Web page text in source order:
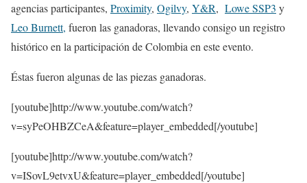
agencias participantes, Proximity, Ogilvy, Y&R, Lowe SSP3 y
Leo Burnett, fueron las ganadoras, llevando consigo un registro
histórico en la participación de Colombia en este evento.
Éstas fueron algunas de las piezas ganadoras.
[youtube]http://www.youtube.com/watch?
v=syPeOHBZCeA&feature=player_embedded[/youtube]
[youtube]http://www.youtube.com/watch?
v=ISovL9etvxU&feature=player_embedded[/youtube]